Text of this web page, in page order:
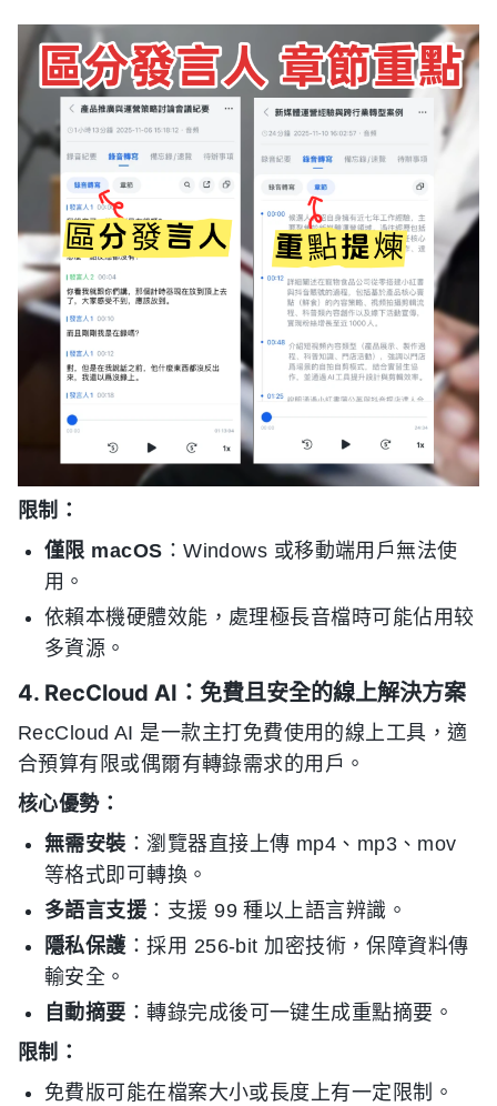
限制：
僅限 macOS ：Windows 或移動端用戶無法使
用。
依賴本機硬體效能，處理極長音檔時可能佔用较
多資源。
4. RecCloud AI：免費且安全的線上解決方案
RecCloud AI 是一款主打免費使用的線上工具，適
合預算有限或偶爾有轉錄需求的用戶。
核心優勢：
無需安裝：瀏覽器直接上傳 mp4、mp3、mov
等格式即可轉換。
多語言支援 ：支援 99 種以上語言辨識。
隱私保護：採用 256-bit 加密技術，保障資料傳
輸安全。
自動摘要 ：轉錄完成後可一键生成重點摘要。
限制：
免費版可能在檔案大小或長度上有一定限制。